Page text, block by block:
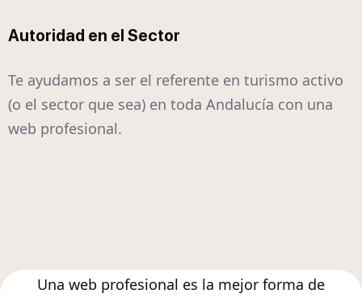
Autoridad en el Sector
Te ayudamos a ser el referente en turismo activo
(o el sector que sea) en toda Andalucía con una
web profesional.
Una web profesional es la mejor forma de